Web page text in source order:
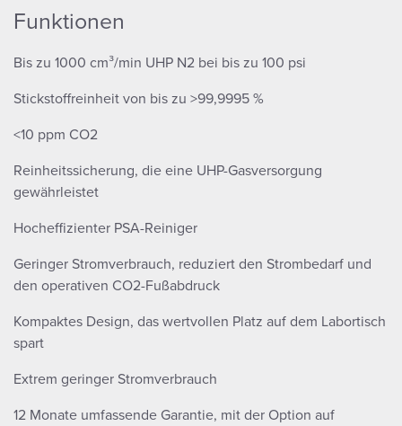
Funktionen
Bis zu 1000 cm³/min UHP N2 bei bis zu 100 psi
Stickstoffreinheit von bis zu >99,9995 %
<10 ppm CO2
Reinheitssicherung, die eine UHP-Gasversorgung
gewährleistet
Hocheffizienter PSA-Reiniger
Geringer Stromverbrauch, reduziert den Strombedarf und
den operativen CO2-Fußabdruck
Kompaktes Design, das wertvollen Platz auf dem Labortisch
spart
Extrem geringer Stromverbrauch
12 Monate umfassende Garantie, mit der Option auf